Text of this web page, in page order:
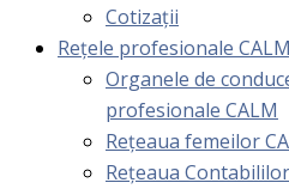
Cotizaţii
Rețele profesionale CALM
Organele de
profesionale CALM
Rețeaua femeilor
Rețeaua